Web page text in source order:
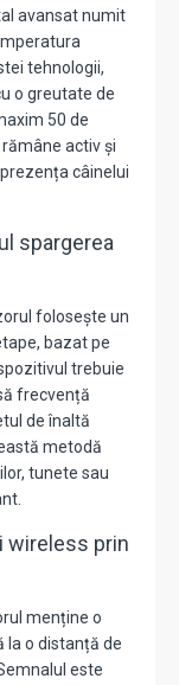
avansat numit
tehnologii,
o greutate de
50 de
activ și
câinelui
spargerea
folosește un
bazat pe
trebuie
frecvență
de înaltă
metodă
tunete sau
wireless prin
menține o
la o distanță de
este